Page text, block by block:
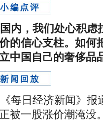
内，我们处心积虑
的信心支柱。如何
中国自己的奢侈品
每日经济新闻》报
被一股涨价潮淹没